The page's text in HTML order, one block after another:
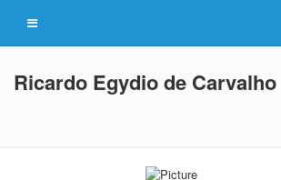
Ricardo Egydio de Carvalho